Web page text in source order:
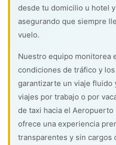
desde tu domicilio u hotel
asegurando que siempre
vuelo.
Nuestro equipo monitorea
condiciones de tráfico y
garantizarte un viaje fluido
viajes por trabajo o por
de taxi hacia el Aeropuerto
ofrece una experiencia
transparentes y sin cargos